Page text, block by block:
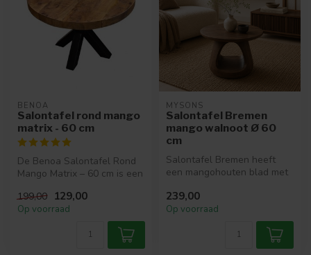
BENOA
Salontafel rond mango
matrix - 60 cm
De Benoa Salontafel Rond
Mango Matrix – 60 cm is een
per...
199,00 129,00
Op voorraad
MYSONS
Salontafel Bremen
mango walnoot Ø 60
cm
Salontafel Bremen heeft
een mangohouten blad met
Hierdoor o...
239,00
Op voorraad